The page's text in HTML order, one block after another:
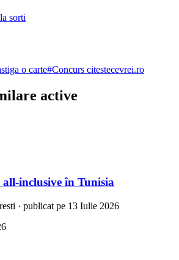
sorti
o carte#Concurs citestecevrei.ro
active
inclusive în Tunisia
· publicat pe 13 Iulie 2026